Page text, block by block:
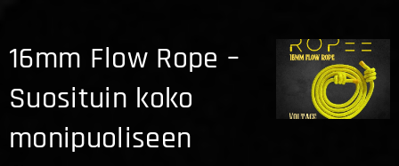
16mm Flow Rope –
Suosituin koko
monipuoliseen